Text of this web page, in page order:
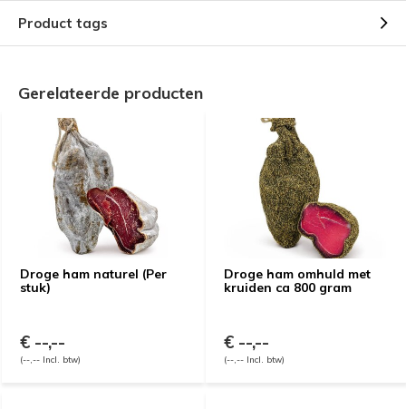
Product tags
Gerelateerde producten
Droge ham naturel (Per
stuk)
€ --,--
(--,-- Incl. btw)
Droge ham omhuld met
kruiden ca 800 gram
€ --,--
(--,-- Incl. btw)